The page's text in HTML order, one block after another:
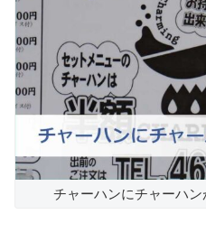
チャーハンにチャーハ